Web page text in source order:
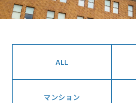
ALL
マンション